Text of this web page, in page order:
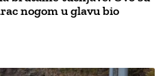
nogom u glavu bio